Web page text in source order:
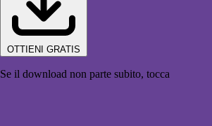
OTTIENI GRATIS
Se il download non parte subito, tocca